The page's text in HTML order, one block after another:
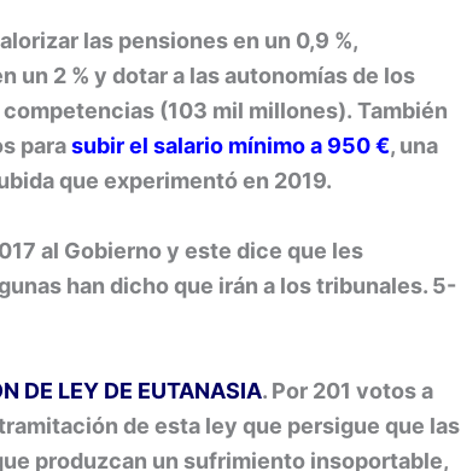
las pensiones en un 0,9 %,
2 % y dotar a las autonomías de los
(103 mil millones). También
parasubir el salario mínimo a 950 €, una
que experimentó en 2019.
al Gobierno y este dice que les
han dicho que irán a los tribunales. 5-
DE LEY DE EUTANASIA. Por 201 votos a
de esta ley que persigue que las
produzcan un sufrimiento insoportable,